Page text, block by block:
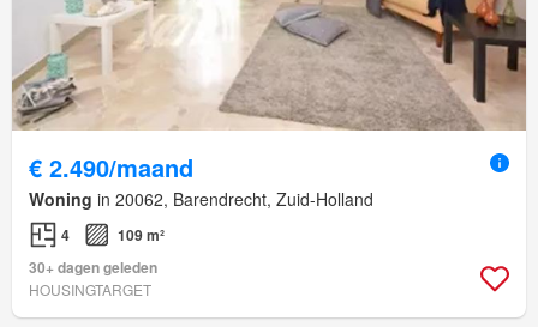
€ 2.490/maand
Woning in 20062, Barendrecht, Zuid-Holland
4
109 m²
30+ dagen geleden
HOUSINGTARGET